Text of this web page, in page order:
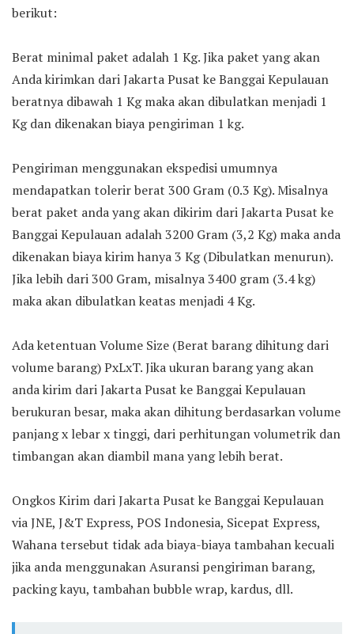
berikut:
Berat minimal paket adalah 1 Kg. Jika paket yang akan
Anda kirimkan dari Jakarta Pusat ke Banggai Kepulauan
beratnya dibawah 1 Kg maka akan dibulatkan menjadi 1
Kg dan dikenakan biaya pengiriman 1 kg.
Pengiriman menggunakan ekspedisi umumnya
mendapatkan tolerir berat 300 Gram (0.3 Kg). Misalnya
berat paket anda yang akan dikirim dari Jakarta Pusat ke
Banggai Kepulauan adalah 3200 Gram (3,2 Kg) maka anda
dikenakan biaya kirim hanya 3 Kg (Dibulatkan menurun).
Jika lebih dari 300 Gram, misalnya 3400 gram (3.4 kg)
maka akan dibulatkan keatas menjadi 4 Kg.
Ada ketentuan Volume Size (Berat barang dihitung dari
volume barang) PxLxT. Jika ukuran barang yang akan
anda kirim dari Jakarta Pusat ke Banggai Kepulauan
berukuran besar, maka akan dihitung berdasarkan volume
panjang x lebar x tinggi, dari perhitungan volumetrik dan
timbangan akan diambil mana yang lebih berat.
Ongkos Kirim dari Jakarta Pusat ke Banggai Kepulauan
via JNE, J&T Express, POS Indonesia, Sicepat Express,
Wahana tersebut tidak ada biaya-biaya tambahan kecuali
jika anda menggunakan Asuransi pengiriman barang,
packing kayu, tambahan bubble wrap, kardus, dll.